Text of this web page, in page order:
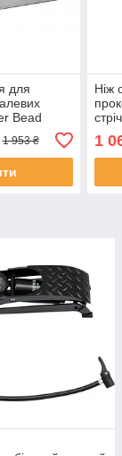
для
Bead
STHT1-
1 953 ₴
Ніж
1